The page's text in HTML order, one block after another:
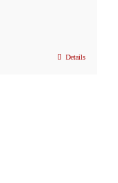
Details